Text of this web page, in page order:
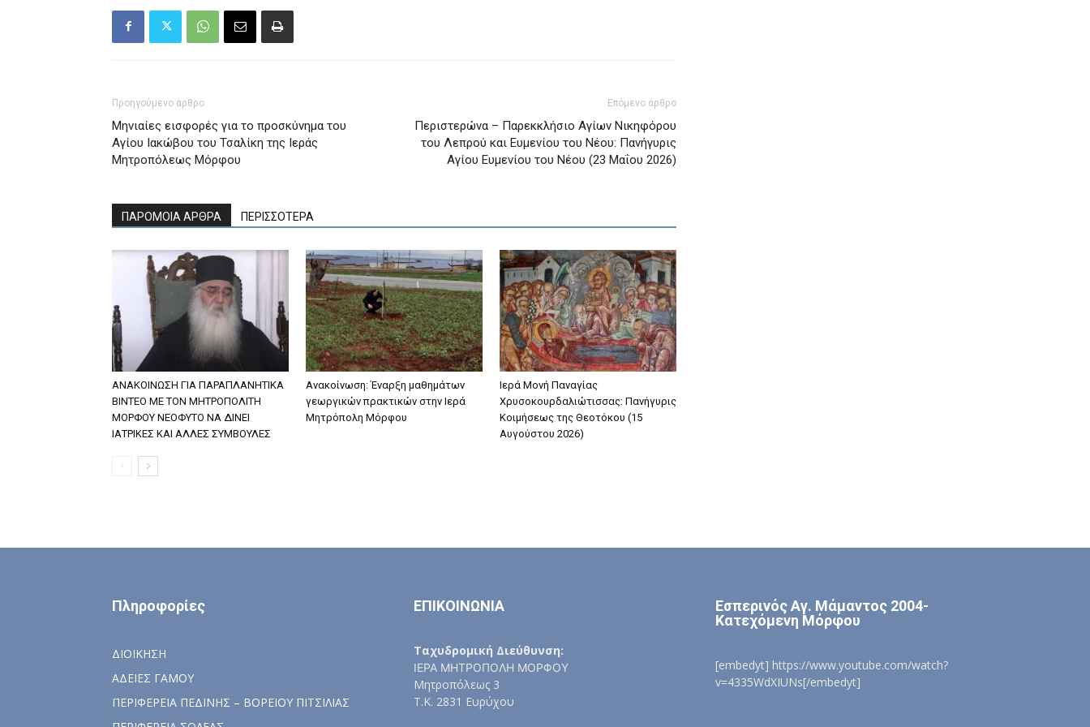
Προηγούμενο άρθρο
Μηνιαίες εισφορές για το προσκύνημα του
Αγίου Ιακώβου του Τσαλίκη της Ιεράς
Μητροπόλεως Μόρφου
Επόμενο άρθρο
Περιστερώνα – Παρεκκλήσιο Αγίων Νικηφόρου
του Λεπρού και Ευμενίου του Νέου: Πανήγυρις
Αγίου Ευμενίου του Νέου (23 Μαΐου 2026)
ΠΑΡΟΜΟΙΑ ΑΡΘΡΑ ΠΕΡΙΣΣΟΤΕΡΑ
ΑΝΑΚΟΙΝΩΣΗ ΓΙΑ ΠΑΡΑΠΛΑΝΗΤΙΚΑ
ΒΙΝΤΕΟ ΜΕ ΤΟΝ ΜΗΤΡΟΠΟΛΙΤΗ
ΜΟΡΦΟΥ ΝΕΟΦΥΤΟ ΝΑ ΔΙΝΕΙ
ΙΑΤΡΙΚΕΣ ΚΑΙ ΑΛΛΕΣ ΣΥΜΒΟΥΛΕΣ
Ανακοίνωση: Έναρξη μαθημάτων
γεωργικών πρακτικών στην Ιερά
Μητρόπολη Μόρφου
Ιερά Μονή Παναγίας
Χρυσοκουρδαλιώτισσας: Πανήγυρις
Κοιμήσεως της Θεοτόκου (15
Αυγούστου 2026)
Πληροφορίες
ΔΙΟΙΚΗΣΗ
ΑΔΕΙΕΣ ΓΑΜΟΥ
ΠΕΡΙΦΕΡΕΙΑ ΠΕΔΙΝΗΣ – ΒΟΡΕΙΟΥ ΠΙΤΣΙΛΙΑΣ
ΕΠΙΚΟΙΝΩΝΙΑ
Ταχυδρομική Διεύθυνση:
ΙΕΡΑ ΜΗΤΡΟΠΟΛΗ ΜΟΡΦΟΥ
Μητροπόλεως 3
Τ.Κ. 2831 Ευρύχου
Εσπερινός Αγ. Μάμαντος 2004-
Κατεχόμενη Μόρφου
[embedyt] https://www.youtube.com/watch?
v=4335WdXIUNs[/embedyt]